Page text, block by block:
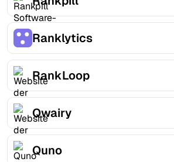
Ranklytics
RankLoop
Qwairy
Quno